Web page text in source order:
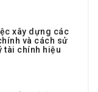
xây dựng các
và cách sử
tài chính hiệu